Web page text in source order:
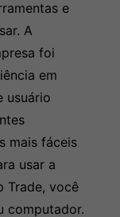
e
A
foi
em
usuário
mais fáceis
usar a
Trade, você
computador.